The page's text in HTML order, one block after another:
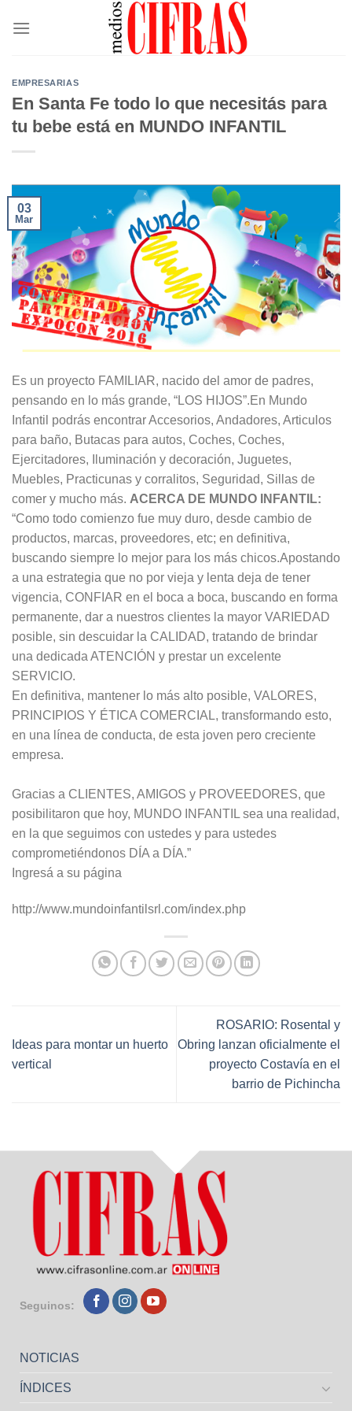
EMPRESARIAS
En Santa Fe todo lo que necesitás para
tu bebe está en MUNDO INFANTIL
03
Mar
Es un proyecto FAMILIAR, nacido del amor de padres,
pensando en lo más grande, “LOS HIJOS”.En Mundo
Infantil podrás encontrar Accesorios, Andadores, Articulos
para baño, Butacas para autos, Coches, Coches,
Ejercitadores, Iluminación y decoración, Juguetes,
Muebles, Practicunas y corralitos, Seguridad, Sillas de
comer y mucho más. ACERCA DE MUNDO INFANTIL:
“Como todo comienzo fue muy duro, desde cambio de
productos, marcas, proveedores, etc; en definitiva,
buscando siempre lo mejor para los más chicos.Apostando
a una estrategia que no por vieja y lenta deja de tener
vigencia, CONFIAR en el boca a boca, buscando en forma
permanente, dar a nuestros clientes la mayor VARIEDAD
posible, sin descuidar la CALIDAD, tratando de brindar
una dedicada ATENCIÓN y prestar un excelente
SERVICIO.
En definitiva, mantener lo más alto posible, VALORES,
PRINCIPIOS Y ÉTICA COMERCIAL, transformando esto,
en una línea de conducta, de esta joven pero creciente
empresa.
Gracias a CLIENTES, AMIGOS y PROVEEDORES, que
posibilitaron que hoy, MUNDO INFANTIL sea una realidad,
en la que seguimos con ustedes y para ustedes
comprometiéndonos DÍA a DÍA.”
Ingresá a su página
http://www.mundoinfantilsrl.com/index.php
Ideas para montar un huerto
vertical
ROSARIO: Rosental y
Obring lanzan oficialmente el
proyecto Costavía en el
barrio de Pichincha
Seguinos:
NOTICIAS
ÍNDICES